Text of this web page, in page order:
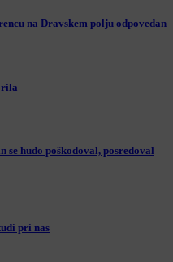
na Dravskem polju odpovedan
hudo poškodoval, posredoval
pri nas